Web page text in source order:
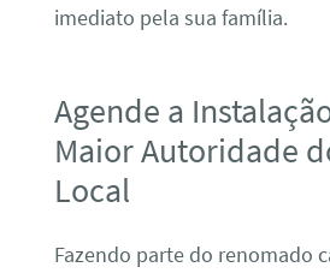
imediato pela sua família.
Agende a
Maior Autoridade
Local
Fazendo parte do renomado